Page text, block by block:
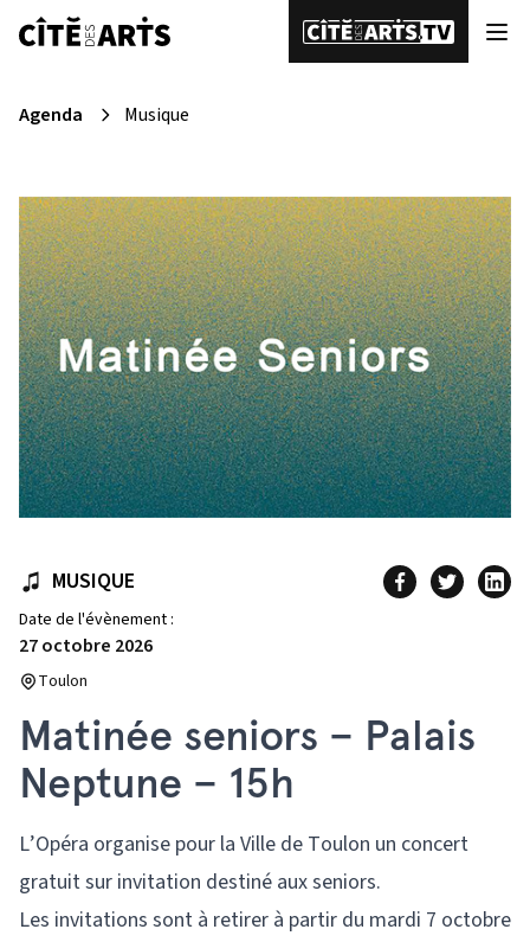
Agenda Musique
MUSIQUE
Date de l'évènement :
27 octobre 2026
Toulon
Matinée seniors – Palais
Neptune – 15h
L’Opéra organise pour la Ville de Toulon un concert
gratuit sur invitation destiné aux seniors.
Les invitations sont à retirer à partir du mardi 7 octobre